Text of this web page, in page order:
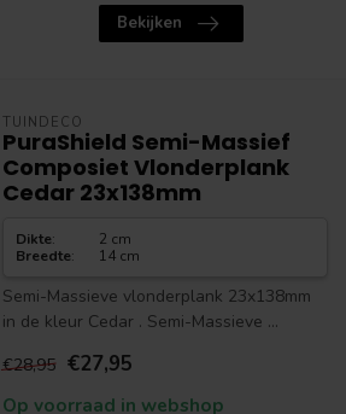
Bekijken
TUINDECO
PuraShield Semi-Massief
Composiet Vlonderplank
Cedar 23x138mm
Dikte:
2 cm
Breedte: 14 cm
Semi-Massieve vlonderplank 23x138mm
in de kleur Cedar . Semi-Massieve ...
€28,95 €27,95
Op voorraad in webshop